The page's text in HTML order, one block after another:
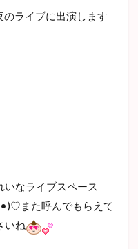
のライブに出演します
いなライブスペース
また呼んでもらえて
いね